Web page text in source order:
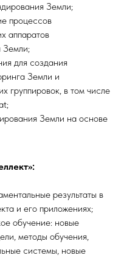
Земли;
процессов
аппаратов
Земли;
для создания
Земли и
группировок, в том числе
Земли на основе
результаты в
и его приложениях;
обучение: новые
методы обучения,
системы, новые